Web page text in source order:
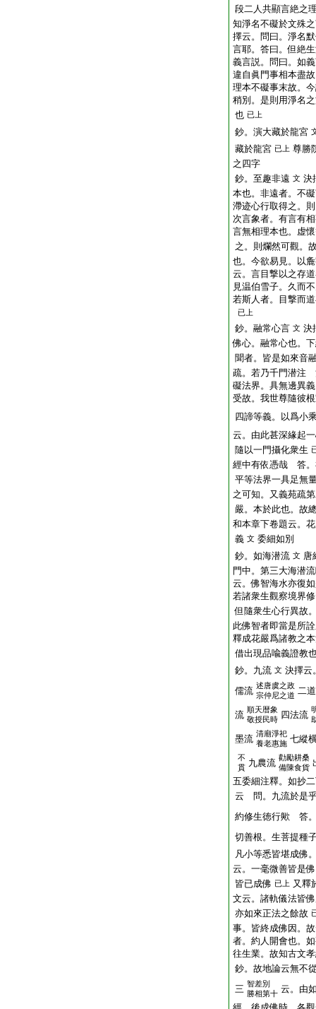
段二人共顯言絶之
知淨名不礙於文殊
擇云。問曰。淨名
言耶。答曰。但絶
義言説。問曰。如
違自眞門事相本盡
理本不礙事末故。
稍別。是則用淨名
也 已上
鈔。演大藏於龍宮
藏於龍宮 已上 尊勝
之四字
鈔。至趣非遠 文 決
本也。非遠者。不
滯迹心行取得之。
次言象者。有言有
言無相理本也。虚
之。則爛然可觀。
也。今欲易見。以
云。言目撃以之存
見温伯雪子。久而
若斯人者。目撃而
已上
鈔。融常心言 文 決
佛心。融常心也。
聞者。皆是如來音
疏。若乃千門潜注
礙法界。具無邊異
受故。我世尊隨彼
四諦等義。以爲小
云。由此甚深緣起
隨以一門攝化衆生
經中有依憑哉 答。
平等法界一具足無
之可知。又義苑疏
嚴。本於此也。故
和本章下卷題云。
義 文 委細如別
鈔。如海潜流 文 唐
門中。第三大海潜
云。佛智海水亦復
若諸衆生觀察境界
但隨衆生心行異故
此佛智者即當是所
釋成花嚴爲諸教之
借出現品喩義證教
鈔。九流 文 決擇云
儒流 述唐虞之政
宗仲尼之道 二
流 順天暦象
敬授民時 四法流
墨流 清廟淨祀
養老惠施 七縱
不
貫 九農流 勸勵耕桑
備陳食貨
五委細注釋。如抄
云 問。九流於是
約修生徳行歟 答
切善根。生菩提種
凡小等悉皆堪成佛
云。一毫微善皆是
皆已成佛 已上 又釋
文云。諸軌儀法皆
亦如來正法之餘故
事。皆終成佛因。
者。約人開會也。
往生業。故知古文
鈔。故地論云無不
三 智差別
勝相第十 云。由